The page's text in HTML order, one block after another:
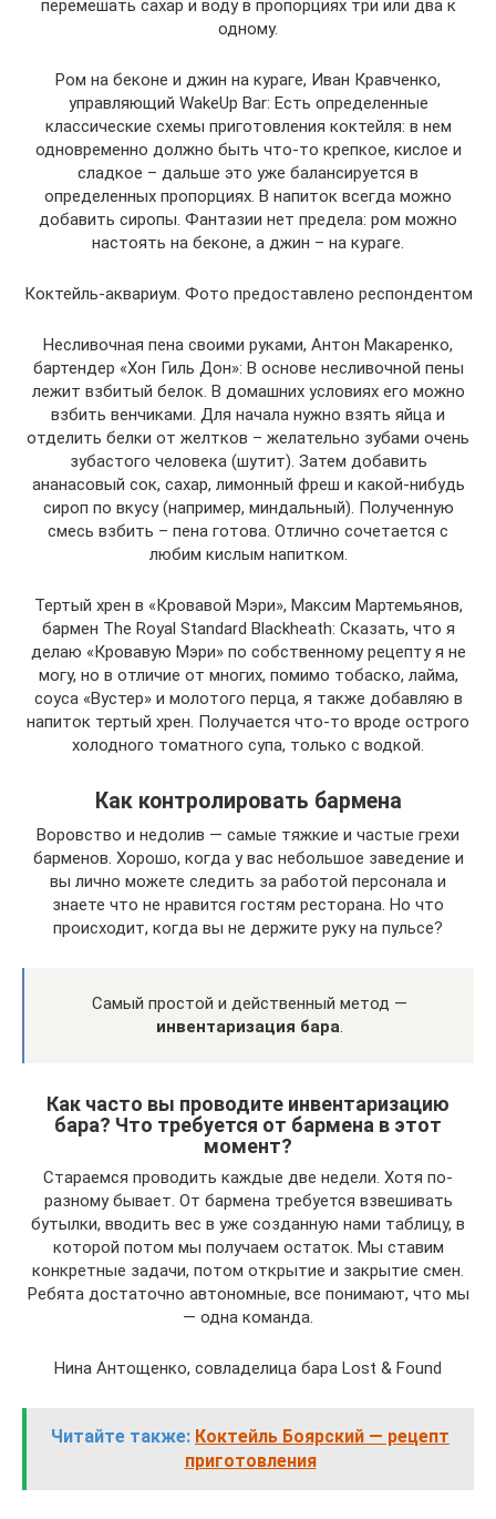
перемешать сахар и воду в пропорциях три или два к
одному.
Ром на беконе и джин на кураге, Иван Кравченко,
управляющий WakeUp Bar: Есть определенные
классические схемы приготовления коктейля: в нем
одновременно должно быть что-то крепкое, кислое и
сладкое – дальше это уже балансируется в
определенных пропорциях. В напиток всегда можно
добавить сиропы. Фантазии нет предела: ром можно
настоять на беконе, а джин – на кураге.
Коктейль-аквариум. Фото предоставлено респондентом
Несливочная пена своими руками, Антон Макаренко,
бартендер «Хон Гиль Дон»: В основе несливочной пены
лежит взбитый белок. В домашних условиях его можно
взбить венчиками. Для начала нужно взять яйца и
отделить белки от желтков – желательно зубами очень
зубастого человека (шутит). Затем добавить
ананасовый сок, сахар, лимонный фреш и какой-нибудь
сироп по вкусу (например, миндальный). Полученную
смесь взбить – пена готова. Отлично сочетается с
любим кислым напитком.
Тертый хрен в «Кровавой Мэри», Максим Мартемьянов,
бармен The Royal Standard Blackheath: Сказать, что я
делаю «Кровавую Мэри» по собственному рецепту я не
могу, но в отличие от многих, помимо тобаско, лайма,
соуса «Вустер» и молотого перца, я также добавляю в
напиток тертый хрен. Получается что-то вроде острого
холодного томатного супа, только с водкой.
Как контролировать бармена
Воровство и недолив — самые тяжкие и частые грехи
барменов. Хорошо, когда у вас небольшое заведение и
вы лично можете следить за работой персонала и
знаете что не нравится гостям ресторана. Но что
происходит, когда вы не держите руку на пульсе?
Самый простой и действенный метод —
инвентаризация бара
Как часто вы проводите инвентаризацию
бара? Что требуется от бармена в этот
момент?
Стараемся проводить каждые две недели. Хотя по-
разному бывает. От бармена требуется взвешивать
бутылки, вводить вес в уже созданную нами таблицу, в
которой потом мы получаем остаток. Мы ставим
конкретные задачи, потом открытие и закрытие смен.
Ребята достаточно автономные, все понимают, что мы
— одна команда.
Нина Антощенко, совладелица бара Lost & Found
Читайте также: Коктейль Боярский — рецепт
приготовления